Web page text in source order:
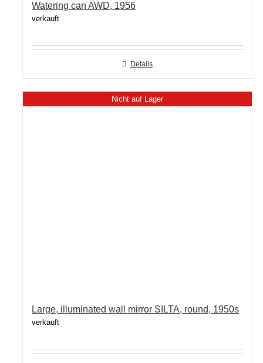
Watering can AWD, 1956
verkauft
Details
Nicht auf Lager
Large, illuminated wall mirror SILTA, round, 1950s
verkauft